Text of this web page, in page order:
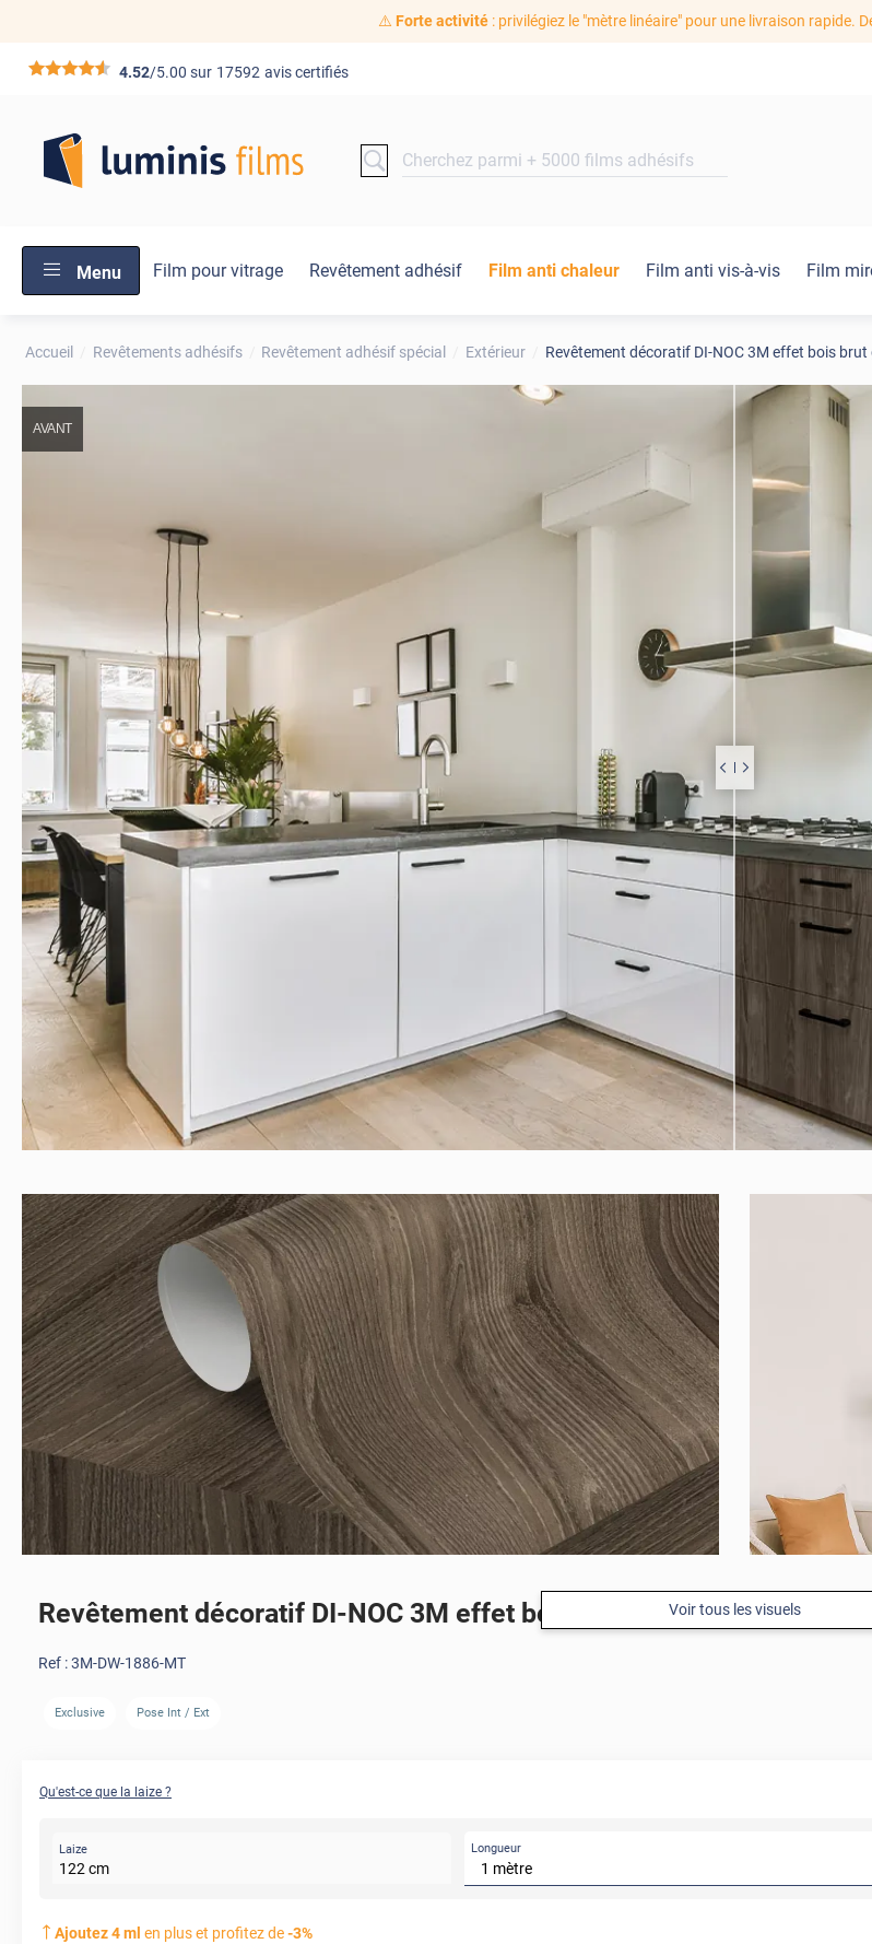
⚠️ Forte activité: privilégiez le "mètre linéaire" pour une livraison rapide.
*****4.52/5.00 sur 17592 avis certifiés
Menu Film pour vitrage Revêtement adhésif Film anti chaleur Film anti vis-à-vis Film
Accueil Revêtements adhésifs Revêtement adhésif spécial Extérieur Revêtement décoratif DI-NOC 3M effet bois brut
AVANT
Voir tous les visuels
Revêtement décoratif DI-NOC 3M effet bois brut grisé
Ref :3M-DW-1886-MT
Exclusive Pose Int / Ext
Qu'est-ce que la laize ?
Laize
122cm
Longueur
Ajoutez4ml en plus et profitez de-3%